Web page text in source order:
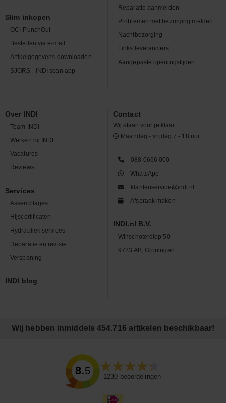
Slim inkopen
OCI-PunchOut
Bestellen via e-mail
Artikelgegevens downloaden
SJORS - INDI scan app
Reparatie aanmelden
Problemen met bezorging melden
Nachtbezorging
Links leveranciers
Aangepaste openingstijden
Over INDI
Team INDI
Werken bij INDI
Vacatures
Reviews
Services
Assemblages
Hijscertificaten
Hydrauliek services
Reparatie en revisie
Verspaning
INDI blog
Contact
Wij staan voor je klaar.
Maandag - vrijdag 7 - 18 uur
088 0666 000
WhatsApp
klantenservice@indi.nl
Afspraak maken
INDI.nl B.V.
Winschoterdiep 50
9723 AB, Groningen
Wij hebben inmiddels 454.716 artikelen beschikbaar!
8.5
1230 beoordelingen